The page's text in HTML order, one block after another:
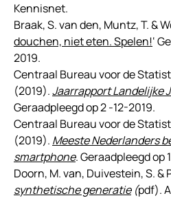
Kennisnet.
Braak, S. van den, Muntz, T. &
douchen, niet eten. Spelen!‘
2019.
Centraal Bureau voor de
(2019).Jaarrapport Landelijke
Geraadpleegd op 2 -12-2019.
Centraal Bureau voor de
(2019). Meeste Nederlanders
smartphone. Geraadpleegd op
Doorn, M. van, Duivestein, S. &
synthetische generatie(pdf).